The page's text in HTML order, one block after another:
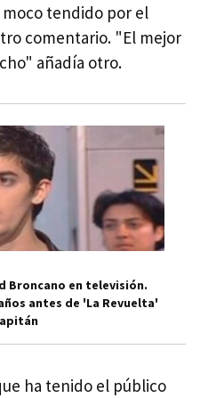
moco tendido por el
comentario. "El mejor
añadía otro.
Broncano en televisión.
antes de 'La Revuelta'
ha tenido el público